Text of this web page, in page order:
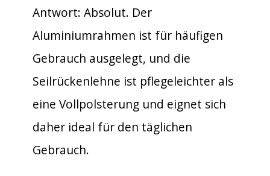
Antwort: Absolut. Der
Aluminiumrahmen ist für häufigen
Gebrauch ausgelegt, und die
Seilrückenlehne ist pflegeleichter als
eine Vollpolsterung und eignet sich
daher ideal für den täglichen
Gebrauch.